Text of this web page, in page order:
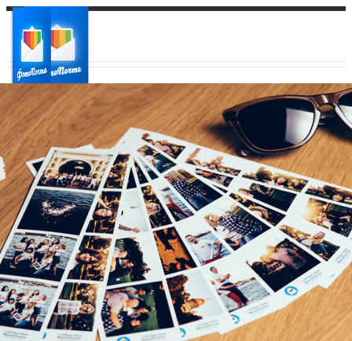
Ваш город:
Ваш регион доставки
Выберите из списка: